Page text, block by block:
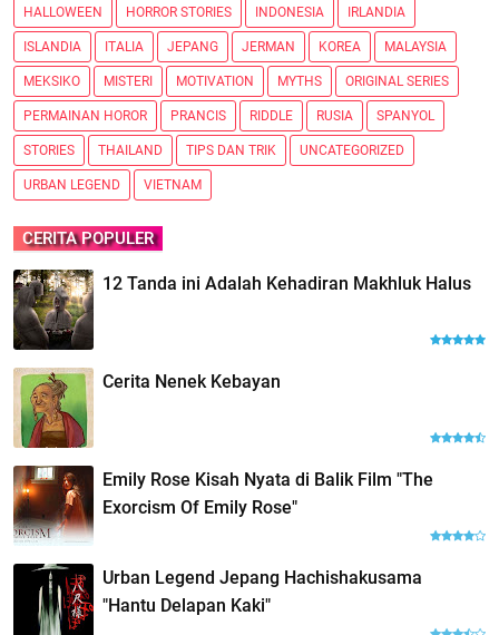
HALLOWEEN HORROR STORIES INDONESIA IRLANDIA
ISLANDIA ITALIA JEPANG JERMAN KOREA MALAYSIA
MEKSIKO MISTERI MOTIVATION MYTHS ORIGINAL SERIES
PERMAINAN HOROR PRANCIS RIDDLE RUSIA SPANYOL
STORIES THAILAND TIPS DAN TRIK UNCATEGORIZED
URBAN LEGEND VIETNAM
CERITA POPULER
12 Tanda ini Adalah Kehadiran Makhluk Halus
Cerita Nenek Kebayan
Emily Rose Kisah Nyata di Balik Film "The
Exorcism Of Emily Rose"
Urban Legend Jepang Hachishakusama
"Hantu Delapan Kaki"